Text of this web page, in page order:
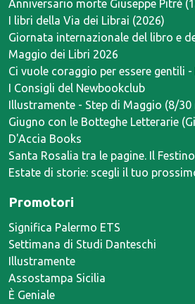
Anniversario morte Giuseppe Pitrè
I libri della Via dei Librai (2026)
Giornata internazionale del libro e
Maggio dei Libri 2026
Ci vuole coraggio per essere gentili
I Consigli del Newbookclub
Illustramente - Step di Maggio (8/30
Giugno con le Botteghe Letterarie
D'Accia Books
Santa Rosalia tra le pagine. Il
Estate di storie: scegli il tuo
Promotori
Significa Palermo ETS
Settimana di Studi Danteschi
Illustramente
Assostampa Sicilia
È Geniale